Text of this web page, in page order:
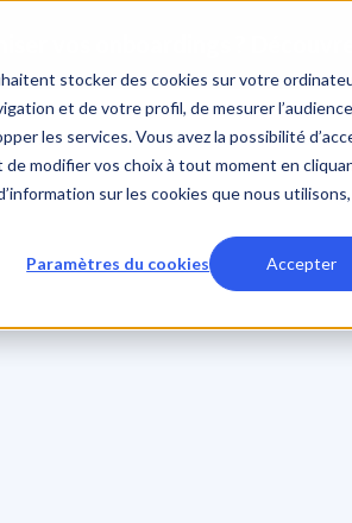
stocker des cookies sur votre
et de votre profil, de mesurer
les services. Vous avez la possibilité
modifier vos choix à tout moment en
sur les cookies que nous
Paramètres du cookies Accepter
IA Clients